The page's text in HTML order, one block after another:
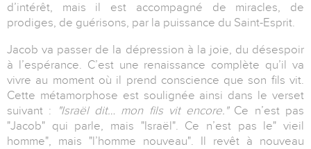
d’intérêt, mais il est accompagné de miracles, de
prodiges, de guérisons, par la puissance du Saint-Esprit.
Jacob va passer de la dépression à la joie, du désespoir
à l’espérance. C’est une renaissance complète qu’il va
vivre au moment où il prend conscience que son fils vit.
Cette métamorphose est soulignée ainsi dans le verset
suivant :
"Israël dit… mon fils vit encore."Ce n’est pas
"Jacob" qui parle, mais "Israël". Ce n’est pas le" vieil
homme", mais "l’homme nouveau". Il revêt à nouveau